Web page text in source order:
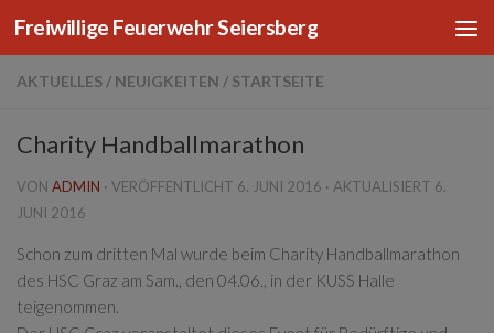
Zum Inhalt springen
Freiwillige Feuerwehr Seiersberg
AKTUELLES / NEUIGKEITEN / STARTSEITE
Charity Handballmarathon
VON ADMIN · VERÖFFENTLICHT 6. JUNI 2016 · AKTUALISIERT 6.
JUNI 2016
Schon zum dritten Mal wurde beim Charity Handballmarathon
des HSC Graz am Sam., den 04.06., in der KUSS Halle
teigenommen.